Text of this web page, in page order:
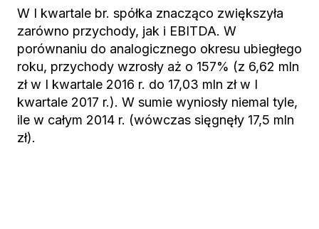
W I kwartale br. spółka znacząco zwiększyła
zarówno przychody, jak i EBITDA. W
porównaniu do analogicznego okresu ubiegłego
roku, przychody wzrosły aż o 157% (z 6,62 mln
zł w I kwartale 2016 r. do 17,03 mln zł w I
kwartale 2017 r.). W sumie wyniosły niemal tyle,
ile w całym 2014 r. (wówczas sięgnęły 17,5 mln
zł).